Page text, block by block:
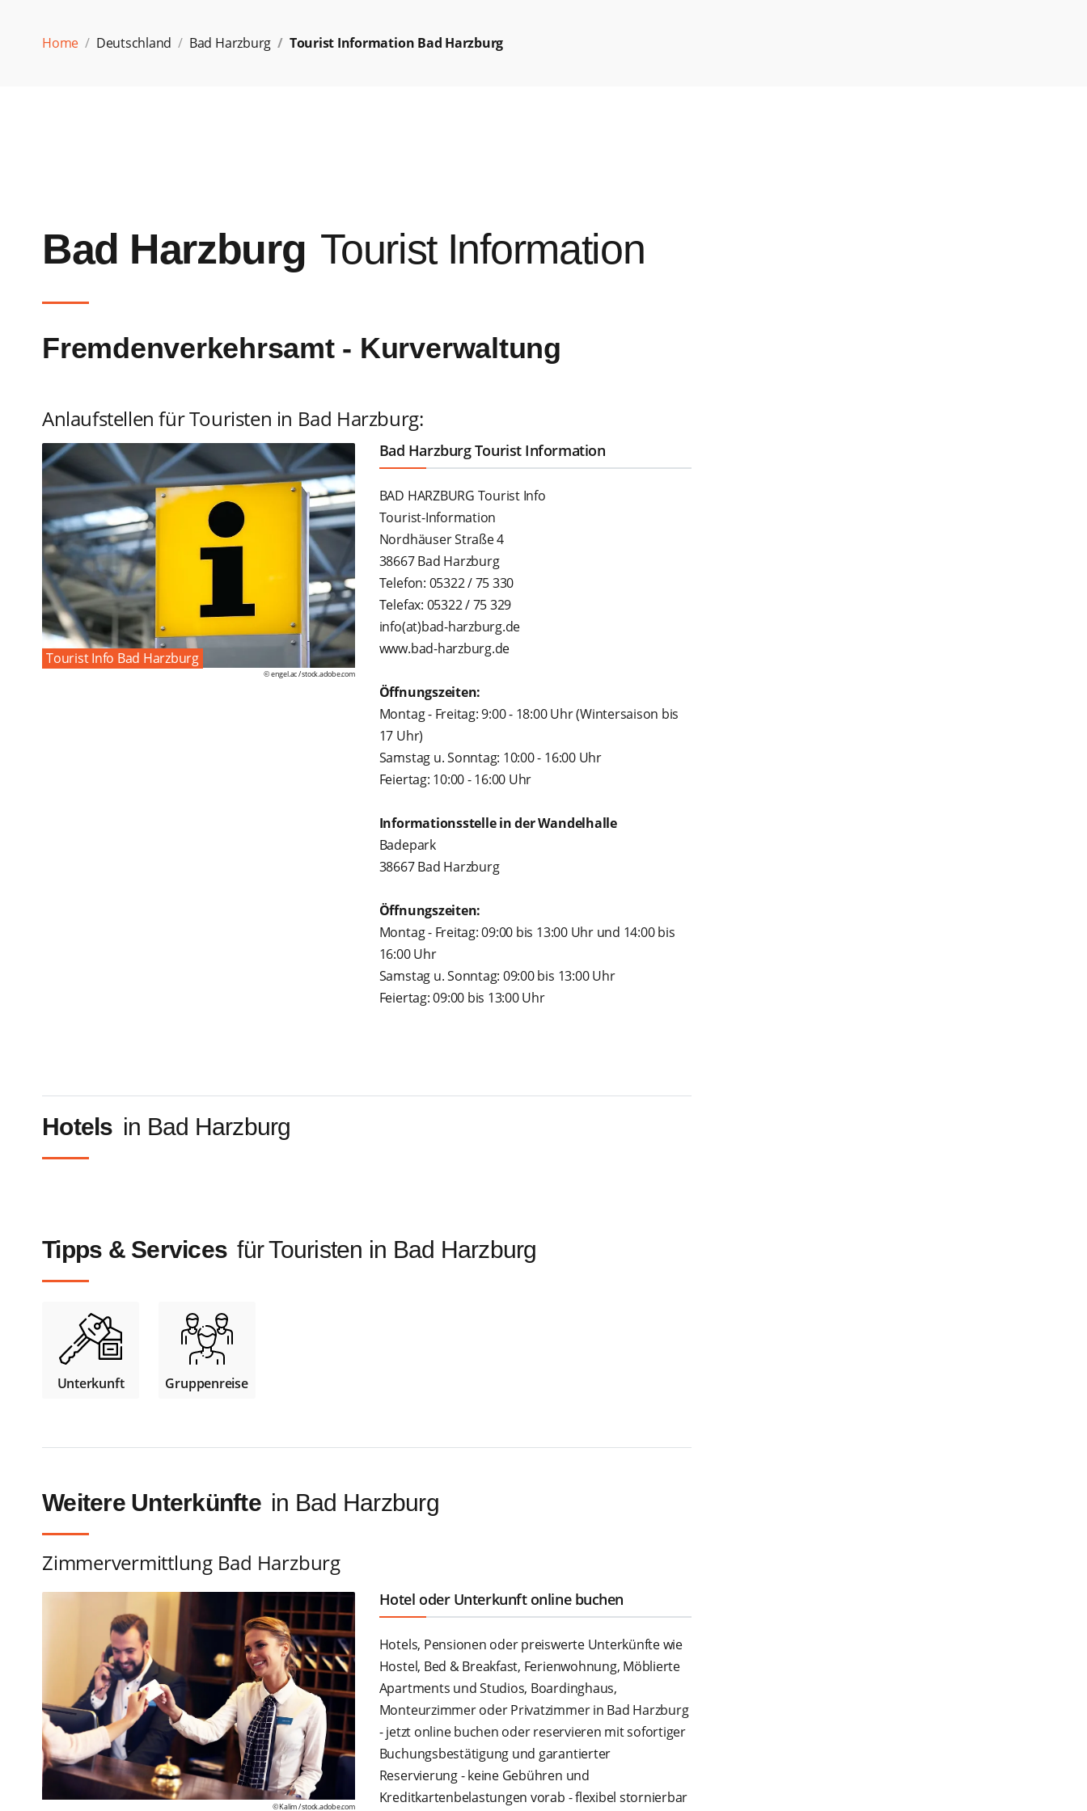
Home Deutschland Bad Harzburg Tourist Information Bad Harzburg
Bad Harzburg Tourist Information
Fremdenverkehrsamt - Kurverwaltung
Anlaufstellen für Touristen in Bad Harzburg:
Tourist Info Bad Harzburg
© engel.ac /stock.adobe.com
Bad Harzburg Tourist Information
BAD HARZBURG Tourist Info
Tourist-Information
Nordhäuser Straße 4
38667 Bad Harzburg
Telefon: 05322 / 75 330
Telefax: 05322 / 75 329
info(at)bad-harzburg.de
www.bad-harzburg.de
Öffnungszeiten:
Montag - Freitag: 9:00 - 18:00 Uhr (Wintersaison bis
17 Uhr)
Samstag u. Sonntag: 10:00 - 16:00 Uhr
Feiertag: 10:00 - 16:00 Uhr
Informationsstelle in der Wandelhalle
Badepark
38667 Bad Harzburg
Öffnungszeiten:
Montag - Freitag: 09:00 bis 13:00 Uhr und 14:00 bis
16:00 Uhr
Samstag u. Sonntag: 09:00 bis 13:00 Uhr
Feiertag: 09:00 bis 13:00 Uhr
Hotels in Bad Harzburg
Tipps & Services für Touristen in Bad Harzburg
Unterkunft Gruppenreise
Weitere Unterkünfte in Bad Harzburg
Zimmervermittlung Bad Harzburg
© Kalim /stock.adobe.com
Hotel oder Unterkunft online buchen
Hotels, Pensionen oder preiswerte Unterkünfte wie
Hostel, Bed & Breakfast, Ferienwohnung, Möblierte
Apartments und Studios, Boardinghaus,
Monteurzimmer oder Privatzimmer in Bad Harzburg
- jetzt online buchen oder reservieren mit sofortiger
Buchungsbestätigung und garantierter
Reservierung - keine Gebühren und
Kreditkartenbelastungen vorab - flexibel stornierbar